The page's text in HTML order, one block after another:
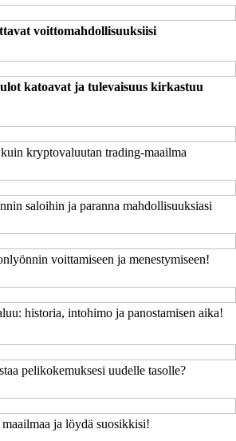
voittomahdollisuuksiisi
katoavat ja tulevaisuus kirkastuu
kryptovaluutan trading-maailma
saloihin ja paranna mahdollisuuksiasi
voittamiseen ja menestymiseen!
historia, intohimo ja panostamisen aika!
pelikokemuksesi uudelle tasolle?
ja löydä suosikkisi!